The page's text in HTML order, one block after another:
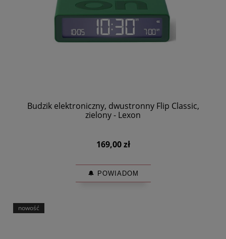
Budzik elektroniczny, dwustronny Flip Classic,
zielony - Lexon
169,00 zł
🔔 POWIADOM
nowość